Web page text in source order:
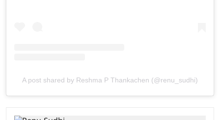
A post shared by Reshma P Thankachen (@renu_sudhi)